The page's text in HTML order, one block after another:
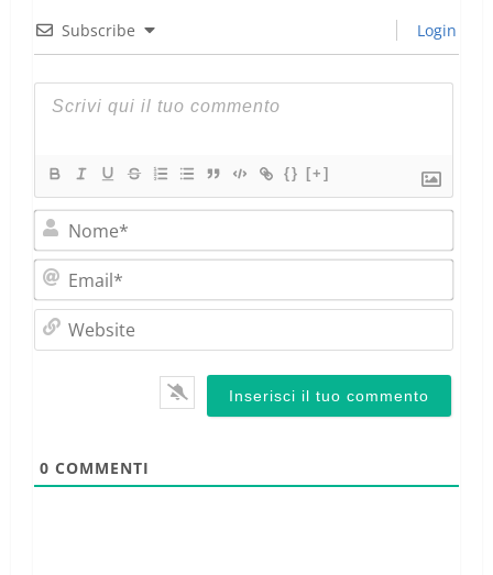
Subscribe Login
{} [+]
0 COMMENTI